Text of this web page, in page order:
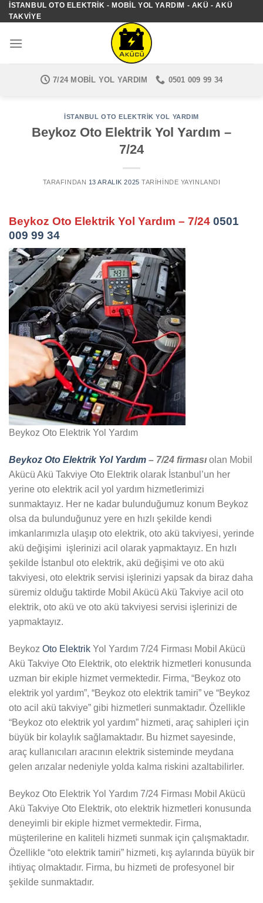
İçeriğe
atla
İSTANBUL OTO ELEKTRIK - MOBIL YOL YARDIM - AKÜ - AKÜ
TAKVIYE
7/24 MOBIL YOL YARDIM 0501 009 99 34
İSTANBUL OTO ELEKTRIK YOL YARDIM
Beykoz Oto Elektrik Yol Yardım –
7/24
TARAFINDAN 13 ARALIK 2025 TARIHINDE YAYINLANDI
Beykoz Oto Elektrik Yol Yardım – 7/24 0501
009 99 34
Beykoz Oto Elektrik Yol Yardım
Beykoz Oto Elektrik Yol Yardım – 7/24 firması olan Mobil
Akücü Akü Takviye Oto Elektrik olarak İstanbul’un her
yerine oto elektrik acil yol yardım hizmetlerimizi
sunmaktayız. Her ne kadar bulunduğumuz konum Beykoz
olsa da bulunduğunuz yere en hızlı şekilde kendi
imkanlarımızla ulaşıp oto elektrik, oto akü takviyesi, yerinde
akü değişimi işlerinizi acil olarak yapmaktayız. En hızlı
şekilde İstanbul oto elektrik, akü değişimi ve oto akü
takviyesi, oto elektrik servisi işlerinizi yapsak da biraz daha
süremiz olduğu taktirde Mobil Akücü Akü Takviye acil oto
elektrik, oto akü ve oto akü takviyesi servisi işlerinizi de
yapmaktayız.
Beykoz Oto Elektrik Yol Yardım 7/24 Firması Mobil Akücü
Akü Takviye Oto Elektrik, oto elektrik hizmetleri konusunda
uzman bir ekiple hizmet vermektedir. Firma, “Beykoz oto
elektrik yol yardım”, “Beykoz oto elektrik tamiri” ve “Beykoz
oto acil akü takviye” gibi hizmetleri sunmaktadır. Özellikle
“Beykoz oto elektrik yol yardım” hizmeti, araç sahipleri için
büyük bir kolaylık sağlamaktadır. Bu hizmet sayesinde,
araç kullanıcıları aracının elektrik sisteminde meydana
gelen arızalar nedeniyle yolda kalma riskini azaltabilirler.
Beykoz Oto Elektrik Yol Yardım 7/24 Firması Mobil Akücü
Akü Takviye Oto Elektrik, oto elektrik hizmetleri konusunda
deneyimli bir ekiple hizmet vermektedir. Firma,
müşterilerine en kaliteli hizmeti sunmak için çalışmaktadır.
Özellikle “oto elektrik tamiri” hizmeti, kış aylarında büyük bir
ihtiyaç olmaktadır. Firma, bu hizmeti de profesyonel bir
şekilde sunmaktadır.